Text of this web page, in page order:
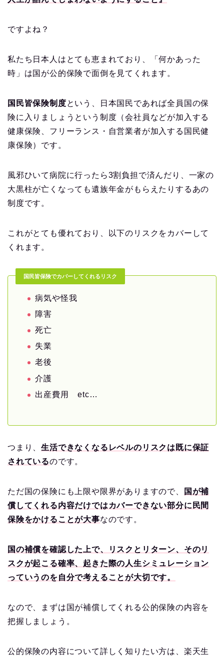
ですよね？
私たち日本人はとても恵まれており、「何かあった
時」は国が公的保険で面倒を見てくれます。
国民皆保険制度という、日本国民であれば全員国の保
険に入りましょうという制度（会社員などが加入する
健康保険、フリーランス・自営業者が加入する国民健
康保険）です。
風邪ひいて病院に行ったら3割負担で済んだり、一家の
大黒柱が亡くなっても遺族年金がもらえたりするあの
制度です。
これがとても優れており、以下のリスクをカバーして
くれます。
国民皆保険でカバーしてくれるリスク
病気や怪我
障害
死亡
失業
老後
介護
出産費用 etc…
つまり、生活できなくなるレベルのリスクは既に保証
されているのです。
ただ国の保険にも上限や限界がありますので、
国が補
償してくれる内容だけではカバーできない部分に民間
保険をかけることが大事なのです。
国の補償を確認した上で、リスクとリターン、そのリ
スクが起こる確率、起きた際の人生シミュレーション
っていうのを自分で考えることが大切です。
なので、まずは国が補償してくれる公的保険の内容を
把握しましょう。
公的保険の内容について詳しく知りたい方は、楽天生